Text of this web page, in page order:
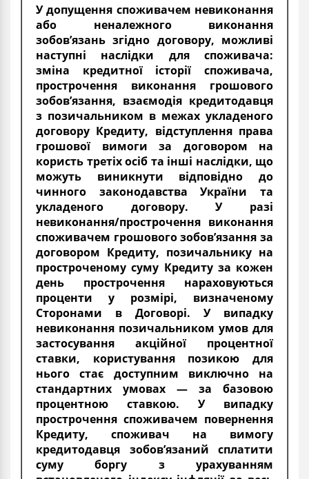
У допущення споживачем невиконання
або неналежного виконання
зобов’язань згідно договору, можливі
наступні наслідки для споживача:
зміна кредитної історії споживача,
прострочення виконання грошового
зобов’язання, взаємодія кредитодавця
з позичальником в межах укладеного
договору Кредиту, відступлення права
грошової вимоги за договором на
користь третіх осіб та інші наслідки, що
можуть виникнути відповідно до
чинного законодавства України та
укладеного договору. У разі
невиконання/прострочення виконання
споживачем грошового зобов’язання за
договором Кредиту, позичальнику на
простроченому суму Кредиту за кожен
день прострочення нараховуються
проценти у розмірі, визначеному
Сторонами в Договорі. У випадку
невиконання позичальником умов для
застосування акційної процентної
ставки, користування позикою для
нього стає доступним виключно на
стандартних умовах — за базовою
процентною ставкою. У випадку
прострочення споживачем повернення
Кредиту, споживач на вимогу
кредитодавця зобов’язаний сплатити
суму боргу з урахуванням